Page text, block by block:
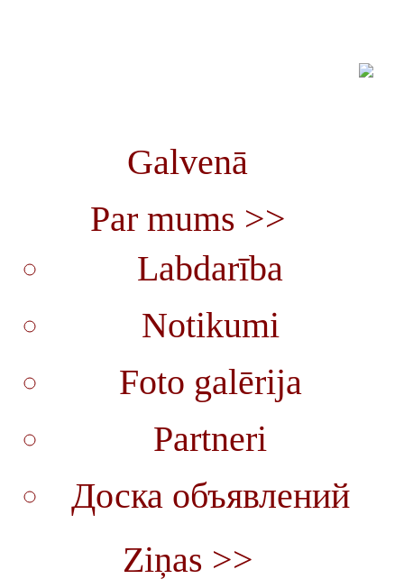
Galvenā
Par mums >>
Labdarība
Notikumi
Foto galērija
Partneri
Доска объявлений
Ziņas >>